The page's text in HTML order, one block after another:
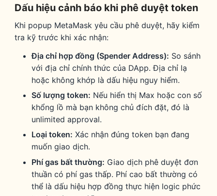
Dấu hiệu cảnh báo khi phê duyệt token
Khi popup MetaMask yêu cầu phê duyệt, hãy kiểm
tra kỹ trước khi xác nhận:
Địa chỉ hợp đồng (Spender Address): So sánh
với địa chỉ chính thức của DApp. Địa chỉ lạ
hoặc không khớp là dấu hiệu nguy hiểm.
Số lượng token: Nếu hiển thị Max hoặc con số
khổng lồ mà bạn không chủ đích đặt, đó là
unlimited approval.
Loại token: Xác nhận đúng token bạn đang
muốn giao dịch.
Phí gas bất thường: Giao dịch phê duyệt đơn
thuần có phí gas thấp. Phí cao bất thường có
thể là dấu hiệu hợp đồng thực hiện logic phức